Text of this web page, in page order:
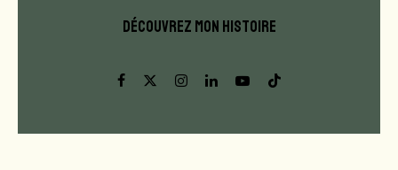
DÉCOUVREZ MON HISTOIRE